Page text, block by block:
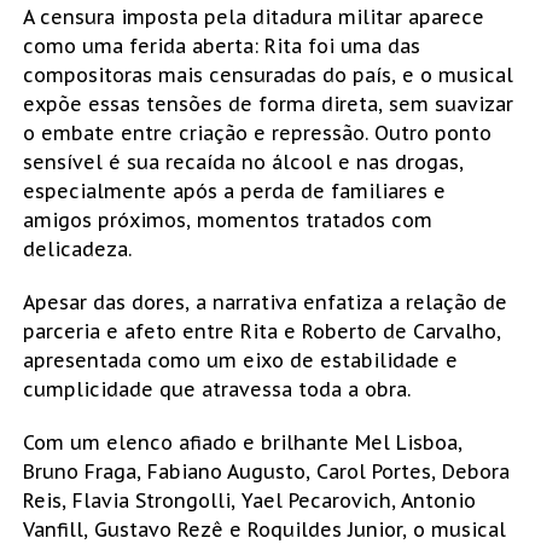
A censura imposta pela ditadura militar aparece
como uma ferida aberta: Rita foi uma das
compositoras mais censuradas do país, e o musical
expõe essas tensões de forma direta, sem suavizar
o embate entre criação e repressão. Outro ponto
sensível é sua recaída no álcool e nas drogas,
especialmente após a perda de familiares e
amigos próximos, momentos tratados com
delicadeza.
Apesar das dores, a narrativa enfatiza a relação de
parceria e afeto entre Rita e Roberto de Carvalho,
apresentada como um eixo de estabilidade e
cumplicidade que atravessa toda a obra.
Com um elenco afiado e brilhante Mel Lisboa,
Bruno Fraga, Fabiano Augusto, Carol Portes, Debora
Reis, Flavia Strongolli, Yael Pecarovich, Antonio
Vanfill, Gustavo Rezê e Roquildes Junior, o musical